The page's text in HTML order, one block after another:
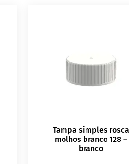
Tampa simples rosca
molhos branco 128 –
branco